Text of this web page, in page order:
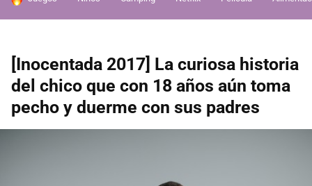
[Inocentada 2017] La curiosa historia
del chico que con 18 años aún toma
pecho y duerme con sus padres